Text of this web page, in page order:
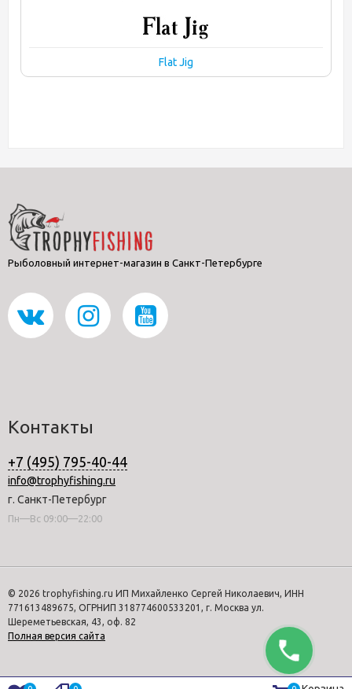
Flat Jig
Рыболовный интернет-магазин в Санкт-Петербурге
Контакты
+7 (495) 795-40-44
info@trophyfishing.ru
г. Санкт-Петербург
Пн—Вс 09:00—22:00
© 2026 trophyfishing.ru ИП Михайленко Сергей Николаевич, ИНН
771613489675, ОГРНИП 318774600533201, г. Москва ул.
Шереметьевская, 43, оф. 82
Полная версия сайта